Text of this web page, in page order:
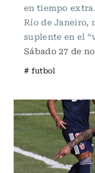
en tiempo
Río de Janeiro,
suplente en el
Sábado 27 de
# futbol